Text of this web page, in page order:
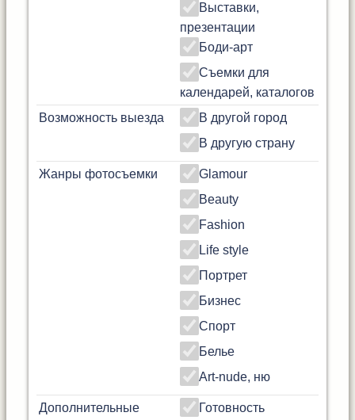
Выставки,
презентации
Боди-арт
Съемки для
календарей, каталогов
Возможность выезда
В другой город
В другую страну
Жанры фотосъемки
Glamour
Beauty
Fashion
Life style
Портрет
Бизнес
Спорт
Белье
Art-nude, ню
Дополнительные
Готовность